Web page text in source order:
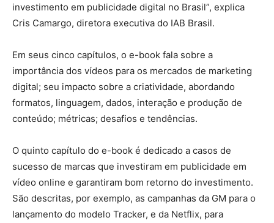
investimento em publicidade digital no Brasil”, explica
Cris Camargo, diretora executiva do IAB Brasil.
Em seus cinco capítulos, o e-book fala sobre a
importância dos vídeos para os mercados de marketing
digital; seu impacto sobre a criatividade, abordando
formatos, linguagem, dados, interação e produção de
conteúdo; métricas; desafios e tendências.
O quinto capítulo do e-book é dedicado a casos de
sucesso de marcas que investiram em publicidade em
vídeo online e garantiram bom retorno do investimento.
São descritas, por exemplo, as campanhas da GM para o
lançamento do modelo Tracker, e da Netflix, para